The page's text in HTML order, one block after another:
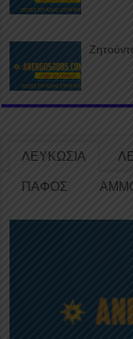
ΛΕΥΚΩΣΙΑ
ΠΑΦΟΣ